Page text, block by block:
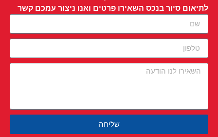
לתיאום סיור בנכס השאירו פרטים ואנו ניצור עמכם קשר
שליחה